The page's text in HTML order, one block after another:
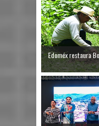
Edoméx restaura